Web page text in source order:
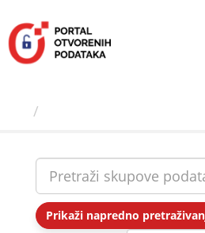
sadržaj
Prikaži napredno